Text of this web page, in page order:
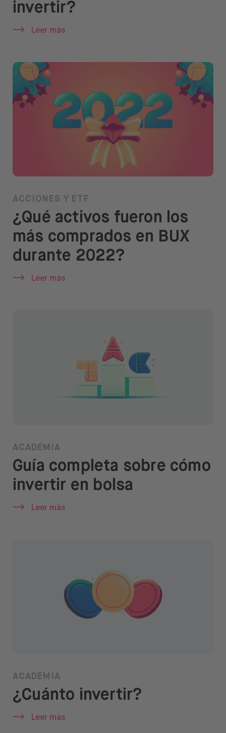
Abrir menú de idiomas
invertir?
Leer más
ACCIONES Y ETF
¿Qué activos fueron los
más comprados en BUX
durante 2022?
Leer más
ACADEMIA
Guía completa sobre cómo
invertir en bolsa
Leer más
ACADEMIA
¿Cuánto invertir?
Leer más